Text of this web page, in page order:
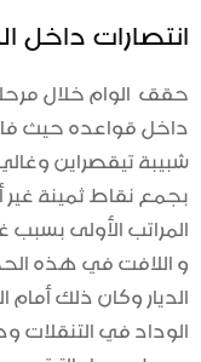
انتصارات داخل
حقق الوام خلال
داخل قواعده حيث فاز
شبيبة تيقصراين
بجمع نقاط ثمينة
المراتب الأولى بسبب
و اللافت في هذه
الديار وكان ذلك أمام
الوداد في